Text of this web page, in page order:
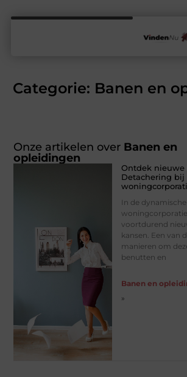
Categorie: Banen en
Onze artikelen over Banen en
opleidingen
Ontdek nieuwe
Detachering bij
In de
voortdurend
kansen. Een van
manieren om
benutten en
Banen en
»